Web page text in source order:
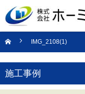
IMG_2108(1)
施工事例